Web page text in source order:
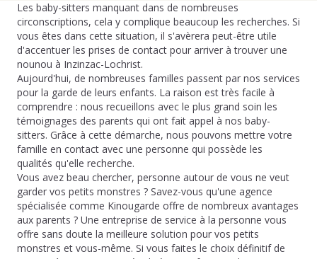
Les baby-sitters manquant dans de nombreuses
circonscriptions, cela y complique beaucoup les recherches. Si
vous êtes dans cette situation, il s'avèrera peut-être utile
d'accentuer les prises de contact pour arriver à trouver une
nounou à Inzinzac-Lochrist.
Aujourd'hui, de nombreuses familles passent par nos services
pour la garde de leurs enfants. La raison est très facile à
comprendre : nous recueillons avec le plus grand soin les
témoignages des parents qui ont fait appel à nos baby-
sitters. Grâce à cette démarche, nous pouvons mettre votre
famille en contact avec une personne qui possède les
qualités qu'elle recherche.
Vous avez beau chercher, personne autour de vous ne veut
garder vos petits monstres ? Savez-vous qu'une agence
spécialisée comme Kinougarde offre de nombreux avantages
aux parents ? Une entreprise de service à la personne vous
offre sans doute la meilleure solution pour vos petits
monstres et vous-même. Si vous faites le choix définitif de